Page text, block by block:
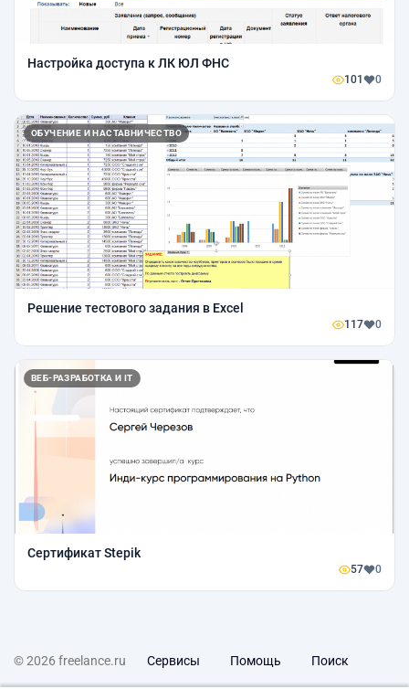
Настройка доступа к ЛК ЮЛ ФНС
101 0
ОБУЧЕНИЕ И НАСТАВНИЧЕСТВО
Решение тестового задания в Excel
117 0
ВЕБ-РАЗРАБОТКА И IT
Сертификат Stepik
57 0
© 2026 freelance.ru Сервисы Помощь Поиск